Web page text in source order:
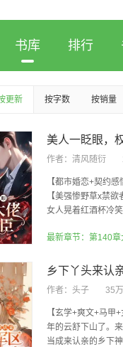
书库 排行
更新 按字数 按销量
作者： 清风随衍
【都市婚恋+契约
【美强惨野草x禁
女人晃着红酒杯冷
最新章节：第140章
作者： 头子 35
【玄学+爽文+马甲
年的云舒下山了。
当成来认亲的乡下